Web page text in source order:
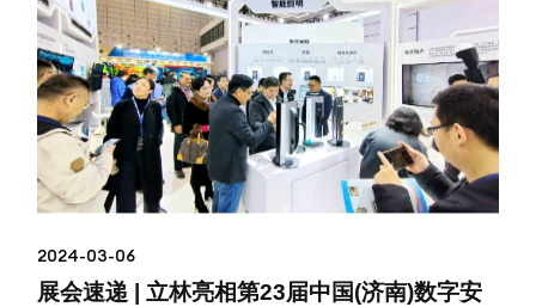
2024-03-06
展会速递 | 立林亮相第23届中国(济南)数字安